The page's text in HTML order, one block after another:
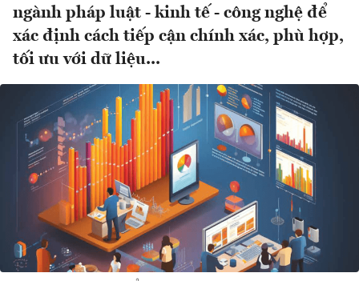
ngành pháp luật - kinh tế - công nghệ để
xác định cách tiếp cận chính xác, phù hợp,
tối ưu với dữ liệu...